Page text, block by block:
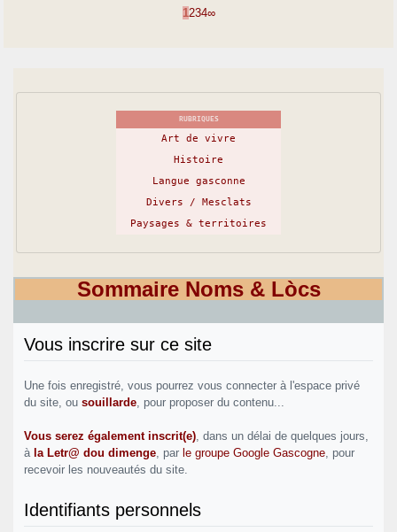
1234∞
RUBRIQUES
Art de vivre
Histoire
Langue gasconne
Divers / Mesclats
Paysages & territoires
Sommaire Noms & Lòcs
Vous inscrire sur ce site
Une fois enregistré, vous pourrez vous connecter à l'espace privé
du site, ou souillarde , pour proposer du contenu...
Vous serez également inscrit(e) , dans un délai de quelques jours,
à la Letr@ dou dimenge , par le groupe Google Gascogne , pour
recevoir les nouveautés du site.
Identifiants personnels